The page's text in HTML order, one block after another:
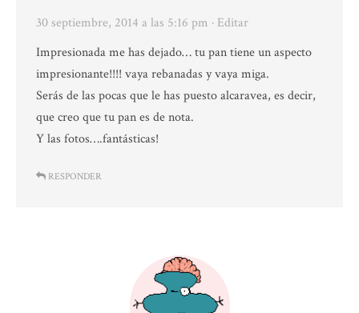
30 septiembre, 2014 a las 5:16 pm · Editar
Impresionada me has dejado… tu pan tiene un aspecto
impresionante!!!! vaya rebanadas y vaya miga.
Serás de las pocas que le has puesto alcaravea, es decir,
que creo que tu pan es de nota.
Y las fotos….fantásticas!
RESPONDER